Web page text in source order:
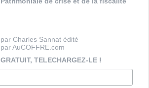
par Charles Sannat édité
par AuCOFFRE.com
GRATUIT, TELECHARGEZ-LE !